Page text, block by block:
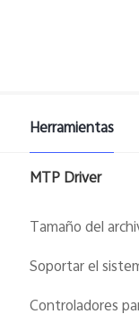
Herramientas
MTP Driver
Tamaño del
Soportar el
Controladores